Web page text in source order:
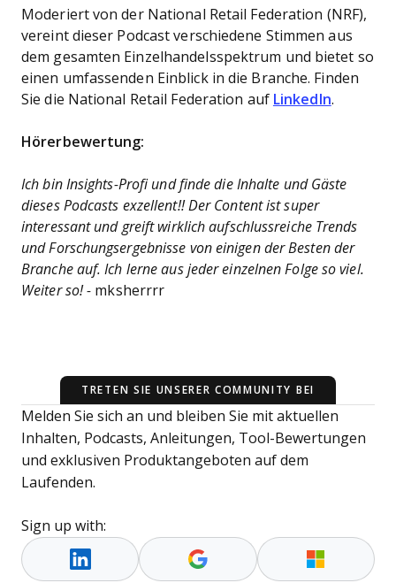
Moderiert von der National Retail Federation (NRF),
vereint dieser Podcast verschiedene Stimmen aus
dem gesamten Einzelhandelsspektrum und bietet so
einen umfassenden Einblick in die Branche. Finden
Sie die National Retail Federation auf LinkedIn.
Hörerbewertung:
Ich bin Insights-Profi und finde die Inhalte und Gäste
dieses Podcasts exzellent!! Der Content ist super
interessant und greift wirklich aufschlussreiche Trends
und Forschungsergebnisse von einigen der Besten der
Branche auf. Ich lerne aus jeder einzelnen Folge so viel.
Weiter so! - mksherrrr
TRETEN SIE UNSERER COMMUNITY BEI
Melden Sie sich an und bleiben Sie mit aktuellen
Inhalten, Podcasts, Anleitungen, Tool-Bewertungen
und exklusiven Produktangeboten auf dem
Laufenden.
Sign up with: